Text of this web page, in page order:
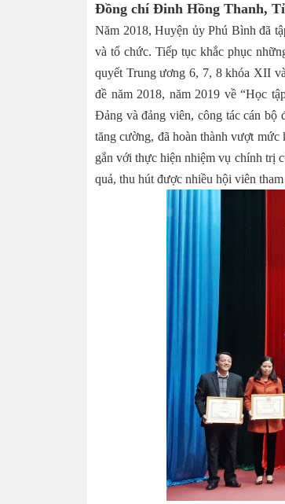
Đồng chí Đinh Hồng Thanh,
Năm 2018, Huyện ủy Phú Bình đã
và tổ chức. Tiếp tục khắc phục
quyết Trung ương 6, 7, 8 khóa XII
đề năm 2018, năm 2019 về “Học
Đảng và đảng viên, công tác cán bộ
tăng cường, đã hoàn thành vượt
gắn với thực hiện nhiệm vụ chính trị
quả, thu hút được nhiều hội viên tham